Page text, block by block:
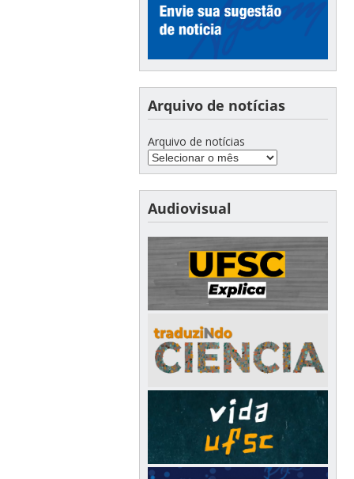
Arquivo de notícias
Arquivo de notícias
Audiovisual